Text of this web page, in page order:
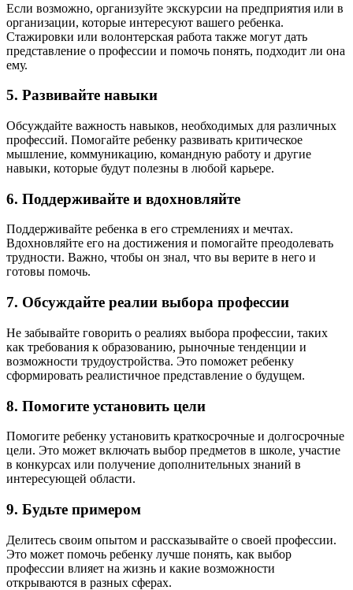
Если возможно, организуйте экскурсии на предприятия или в
организации, которые интересуют вашего ребенка.
Стажировки или волонтерская работа также могут дать
представление о профессии и помочь понять, подходит ли она
ему.
5. Развивайте навыки
Обсуждайте важность навыков, необходимых для различных
профессий. Помогайте ребенку развивать критическое
мышление, коммуникацию, командную работу и другие
навыки, которые будут полезны в любой карьере.
6. Поддерживайте и вдохновляйте
Поддерживайте ребенка в его стремлениях и мечтах.
Вдохновляйте его на достижения и помогайте преодолевать
трудности. Важно, чтобы он знал, что вы верите в него и
готовы помочь.
7. Обсуждайте реалии выбора профессии
Не забывайте говорить о реалиях выбора профессии, таких
как требования к образованию, рыночные тенденции и
возможности трудоустройства. Это поможет ребенку
сформировать реалистичное представление о будущем.
8. Помогите установить цели
Помогите ребенку установить краткосрочные и долгосрочные
цели. Это может включать выбор предметов в школе, участие
в конкурсах или получение дополнительных знаний в
интересующей области.
9. Будьте примером
Делитесь своим опытом и рассказывайте о своей профессии.
Это может помочь ребенку лучше понять, как выбор
профессии влияет на жизнь и какие возможности
открываются в разных сферах.